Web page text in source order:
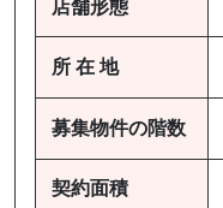
店舗形態
所 在 地
募集物件の階数
契約面積